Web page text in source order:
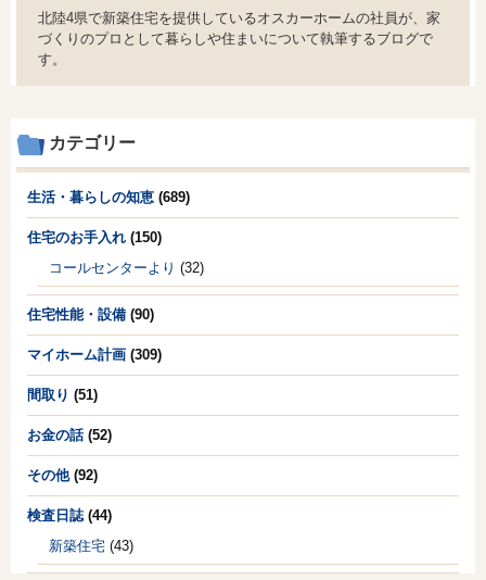
北陸4県で新築住宅を提供しているオスカーホームの社員が、家
づくりのプロとして暮らしや住まいについて執筆するブログで
す。
カテゴリー
生活・暮らしの知恵 (689)
住宅のお手入れ (150)
コールセンターより (32)
住宅性能・設備 (90)
マイホーム計画 (309)
間取り (51)
お金の話(52)
その他(92)
検査日誌 (44)
新築住宅 (43)